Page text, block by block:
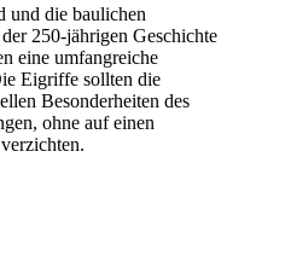
und die baulichen
250-jährigen Geschichte
eine umfangreiche
Eigriffe sollten die
Besonderheiten des
ohne auf einen